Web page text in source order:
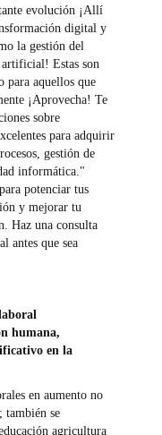
evolución ¡Allí
digital y
la gestión del
Estas son
para aquellos que
¡Aprovecha! Te
sobre
para adquirir
gestión de
informática."
potenciar tus
y mejorar tu
Haz una consulta
antes que sea
humana,
en la
en aumento no
también se
agricultura